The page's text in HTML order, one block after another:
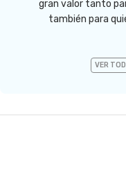
gran valor tanto
también para
VER